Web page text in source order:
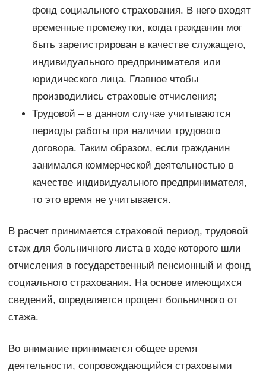
фонд социального страхования. В него входят
временные промежутки, когда гражданин мог
быть зарегистрирован в качестве служащего,
индивидуального предпринимателя или
юридического лица. Главное чтобы
производились страховые отчисления;
Трудовой – в данном случае учитываются
периоды работы при наличии трудового
договора. Таким образом, если гражданин
занимался коммерческой деятельностью в
качестве индивидуального предпринимателя,
то это время не учитывается.
В расчет принимается страховой период, трудовой
стаж для больничного листа в ходе которого шли
отчисления в государственный пенсионный и фонд
социального страхования. На основе имеющихся
сведений, определяется процент больничного от
стажа.
Во внимание принимается общее время
деятельности, сопровождающийся страховыми